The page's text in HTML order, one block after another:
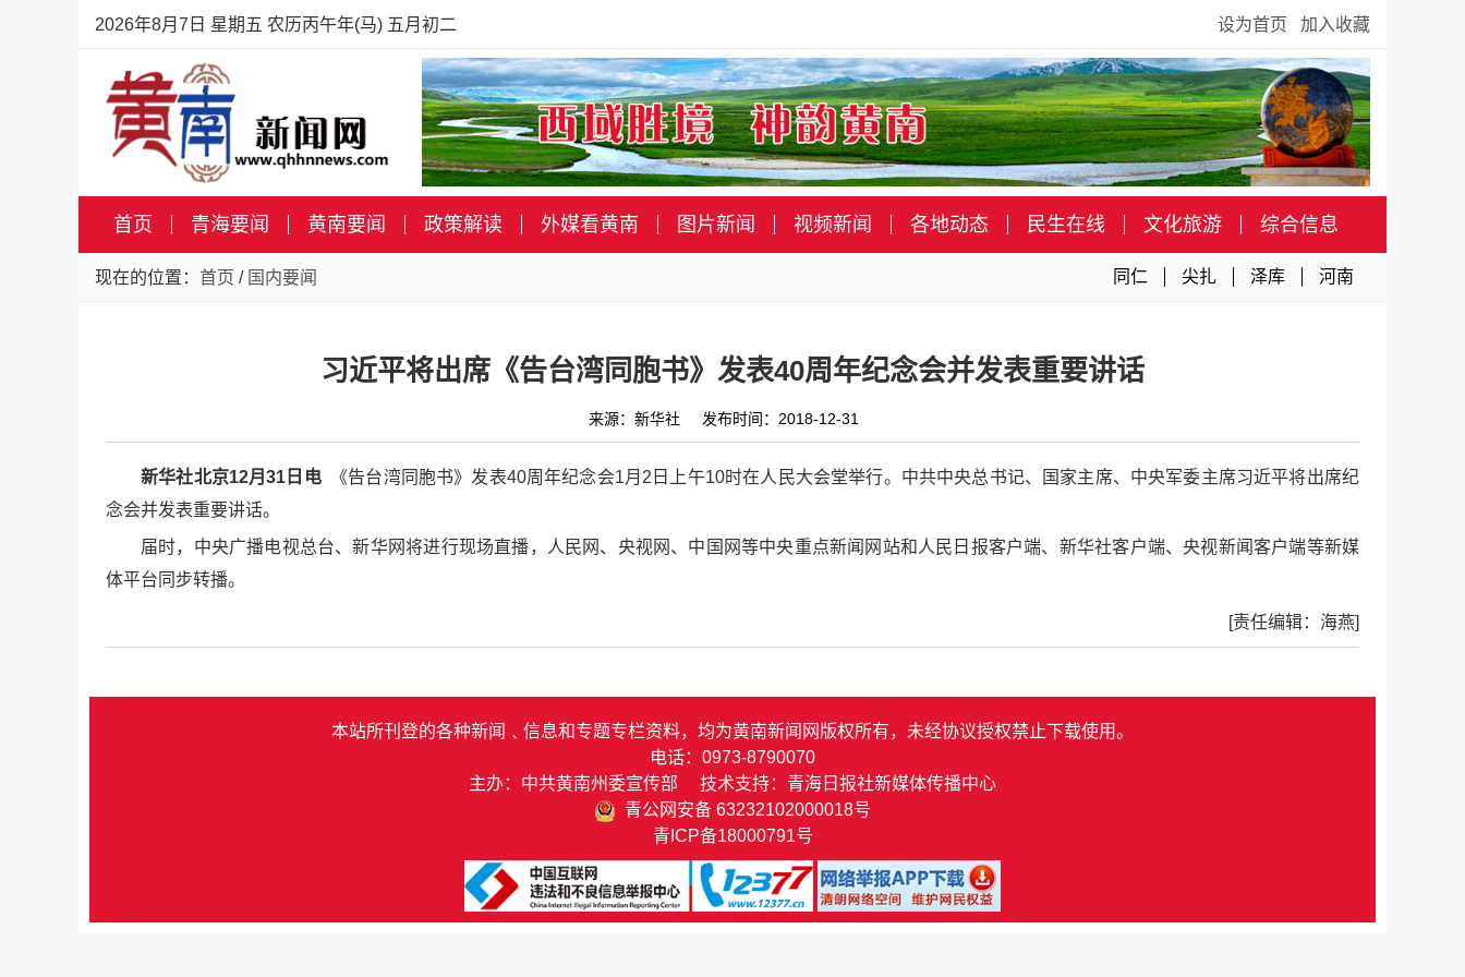
2026年8月7日 星期五 农历丙午年(马) 五月初二 设为首页 加入收藏
首页 青海要闻 黄南要闻 政策解读 外媒看黄南 图片新闻 视频新闻 各地动态 民生在线 文化旅游 综合信息
现在的位置： 首页 / 国内要闻 同仁 尖扎 泽库 河南
习近平将出席《告台湾同胞书》发表40周年纪念会并发表重要讲话
来源：新华社 发布时间：2018-12-31
新华社北京12月31日电
《告台湾同胞书》发表40周年纪念会1月2日上午10时在人民大会堂举行。中共中央总书记、国家主席、中央军委主席习近平将出席纪
念会并发表重要讲话。
届时，中央广播电视总台、新华网将进行现场直播，人民网、央视网、中国网等中央重点新闻网站和人民日报客户端、新华社客户端、央视新闻客户端等新媒
体平台同步转播。
[责任编辑：海燕]
本站所刊登的各种新闻﹑信息和专题专栏资料，均为黄南新闻网版权所有，未经协议授权禁止下载使用。
电话：0973-8790070
主办：中共黄南州委宣传部 技术支持：青海日报社新媒体传播中心
青公网安备 63232102000018号
青ICP备18000791号